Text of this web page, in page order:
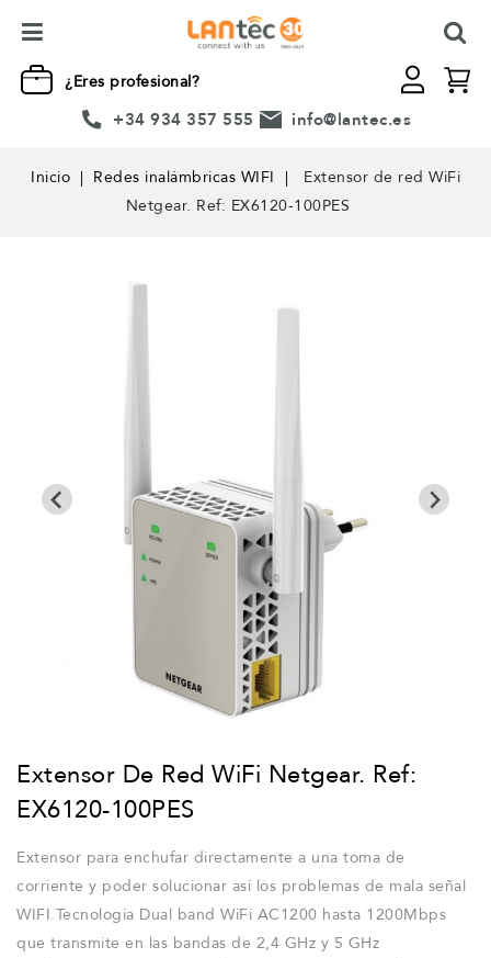
¿Eres profesional?
+34 934 357 555 info@lantec.es
Inicio Redes inalámbricas WIFI
Extensor de red WiFi
Netgear. Ref: EX6120-100PES
Extensor De Red WiFi Netgear. Ref:
EX6120-100PES
Extensor para enchufar directamente a una toma de
corriente y poder solucionar así los problemas de mala señal
WIFI.Tecnología Dual band WiFi AC1200 hasta 1200Mbps
que transmite en las bandas de 2,4 GHz y 5 GHz